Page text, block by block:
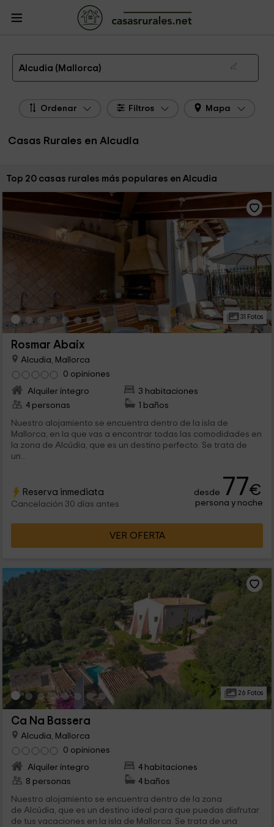
Casas Rurales
Rurales Mallorca
Casas Rurales Alcudia
Las 28 mejores casas rurales en Alcudia de 2026
Alcudia (Mallorca)
Ordenar Filtros Mapa
Casas Rurales en Alcudia
Ordenar por:
Top 20 casas rurales más populares en Alcudia
31 Fotos
Rosmar Abaix
Alcudia, Mallorca
0 opiniones
Alquiler íntegro
3 habitaciones
4 personas
1 baños
Nuestro alojamiento se encuentra dentro de la isla de
Mallorca, en la que vas a encontrar todas las comodidades en
la zona de Alcúdia, que es un destino perfecto. Se trata de
un...
Reserva inmediata
Cancelación 30 días antes
desde 77€
persona y noche
VER OFERTA
26 Fotos
Ca Na Bassera
Alcudia, Mallorca
0 opiniones
Alquiler íntegro
4 habitaciones
8 personas
4 baños
Nuestro alojamiento se encuentra dentro de la zona
de Alcúdia, que es un destino ideal para que puedas disfrutar
de tus vacaciones en la isla de Mallorca. Se trata de una